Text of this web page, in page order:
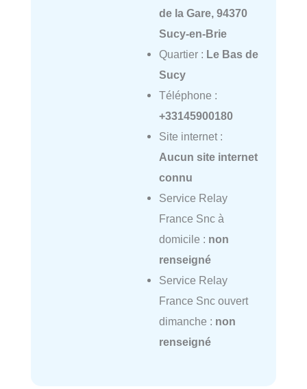
de la Gare, 94370
Sucy-en-Brie
Quartier : Le Bas de
Sucy
Téléphone :
+33145900180
Site internet :
Aucun site internet
connu
Service Relay
France Snc à
domicile : non
renseigné
Service Relay
France Snc ouvert
dimanche : non
renseigné